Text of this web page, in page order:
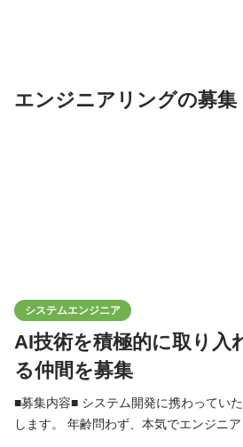
エンジニアリングの募集
システムエンジニア
AI技術を積極的に取り入
る仲間を募集
■募集内容■ システム開発に携わってい
します。 年齢問わず、本気でエンジニ